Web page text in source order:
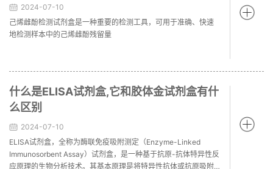
2024-07-10
己烯雌酚检测试剂盒是一种重要的检测工具，可用于准确、快速
地检测样本中的己烯雌酚残留量
什么是ELISA试剂盒,它和胶体金试剂盒有什
么区别
2024-07-10
ELISA试剂盒，全称为酶联免疫吸附测定（Enzyme-Linked
Immunosorbent Assay）试剂盒，是一种基于抗原-抗体特异性反
应原理的生物分析技术。其基本原理是将特异性抗体或抗原吸附